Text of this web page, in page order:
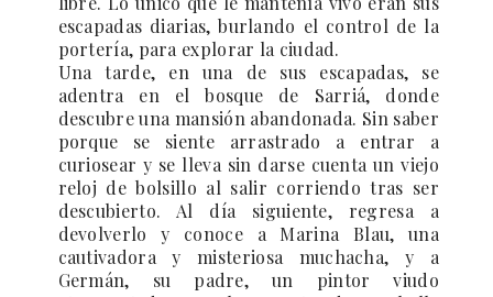
escapadas diarias, burlando el control de la
portería, para explorar la ciudad.
Una tarde, en una de sus escapadas, se
adentra en el bosque de Sarriá, donde
descubre una mansión abandonada. Sin saber
porque se siente arrastrado a entrar a
curiosear y se lleva sin darse cuenta un viejo
reloj de bolsillo al salir corriendo tras ser
descubierto. Al día siguiente, regresa a
devolverlo y conoce a Marina Blau, una
cautivadora y misteriosa muchacha, y a
Germán, su padre, un pintor viudo